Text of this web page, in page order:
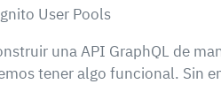
User Pools
una API GraphQL de
tener algo funcional. Sin